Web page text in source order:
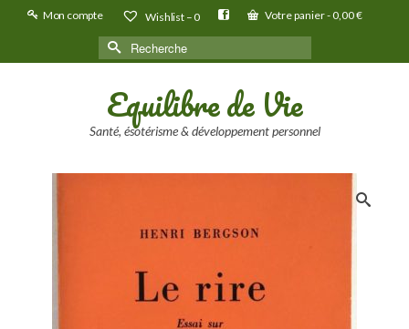
Mon compte Wishlist –0 Votre panier-0,00€
Rechercher :
Equilibre de Vie
Santé, ésotérisme & développement personnel